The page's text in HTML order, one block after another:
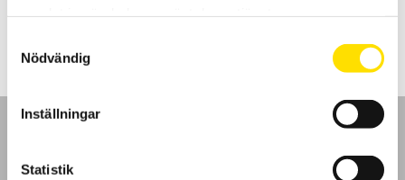
Nödvändig
Inställningar
Statistik